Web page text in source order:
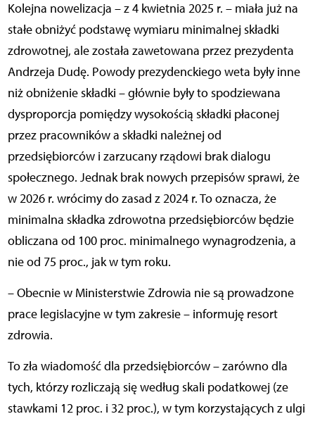
Kolejna nowelizacja – z 4 kwietnia 2025 r. – miała już na
stałe obniżyć podstawę wymiaru minimalnej składki
zdrowotnej, ale została zawetowana przez prezydenta
Andrzeja Dudę. Powody prezydenckiego weta były inne
niż obniżenie składki – głównie były to spodziewana
dysproporcja pomiędzy wysokością składki płaconej
przez pracowników a składki należnej od
przedsiębiorców i zarzucany rządowi brak dialogu
społecznego. Jednak brak nowych przepisów sprawi, że
w 2026 r. wrócimy do zasad z 2024 r. To oznacza, że
minimalna składka zdrowotna przedsiębiorców będzie
obliczana od 100 proc. minimalnego wynagrodzenia, a
nie od 75 proc., jak w tym roku.
– Obecnie w Ministerstwie Zdrowia nie są prowadzone
prace legislacyjne w tym zakresie – informuję resort
zdrowia.
To zła wiadomość dla przedsiębiorców – zarówno dla
tych, którzy rozliczają się według skali podatkowej (ze
stawkami 12 proc. i 32 proc.), w tym korzystających z ulgi